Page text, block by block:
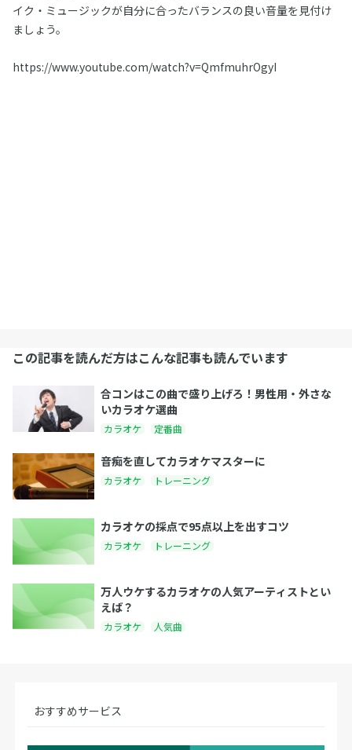
イク・ミュージックが自分に合ったバランスの良い音量を見付け
ましょう。
https://www.youtube.com/watch?v=QmfmuhrOgyI
この記事を読んだ方はこんな記事も読んでいます
合コンはこの曲で盛り上げろ！男性用・外さな
いカラオケ選曲
カラオケ 定番曲
音痴を直してカラオケマスターに
カラオケ トレーニング
カラオケの採点で95点以上を出すコツ
カラオケ トレーニング
万人ウケするカラオケの人気アーティストとい
えば？
カラオケ 人気曲
おすすめサービス